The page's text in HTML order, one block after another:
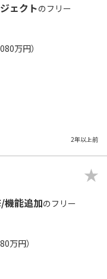
ェクトのフリー
万円）
2年以上前
機能追加のフリー
万円）